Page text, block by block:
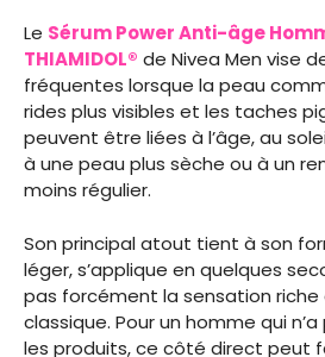
Le Sérum Power Anti-âge
THIAMIDOL® de Nivea Men vise
fréquentes lorsque la peau
rides plus visibles et les taches
peuvent être liées à l’âge, au
à une peau plus sèche ou à un
moins régulier.
Son principal atout tient à son
léger, s’applique en quelques
pas forcément la sensation riche
classique. Pour un homme qui
les produits, ce côté direct peut